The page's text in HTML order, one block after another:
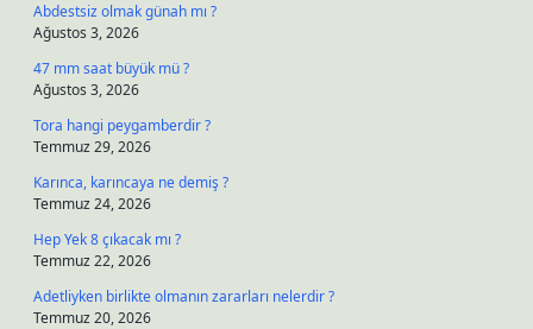
Abdestsiz olmak günah mı ?
Ağustos 3, 2026
47 mm saat büyük mü ?
Ağustos 3, 2026
Tora hangi peygamberdir ?
Temmuz 29, 2026
Karınca, karıncaya ne demiş ?
Temmuz 24, 2026
Hep Yek 8 çıkacak mı ?
Temmuz 22, 2026
Adetliyken birlikte olmanın zararları nelerdir ?
Temmuz 20, 2026